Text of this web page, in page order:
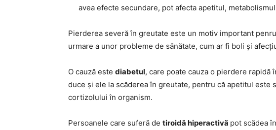
avea efecte secundare, pot afecta apetitul,
Pierderea severă în greutate este un motiv important
urmare a unor probleme de sănătate, cum ar fi boli și
O cauză este diabetul, care poate cauza o pierdere rapidă
duce și ele la scăderea în greutate, pentru că apetitul este
cortizolului în organism.
Persoanele care suferă de tiroidă hiperactivă pot scădea